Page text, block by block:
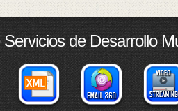
de Desarrollo